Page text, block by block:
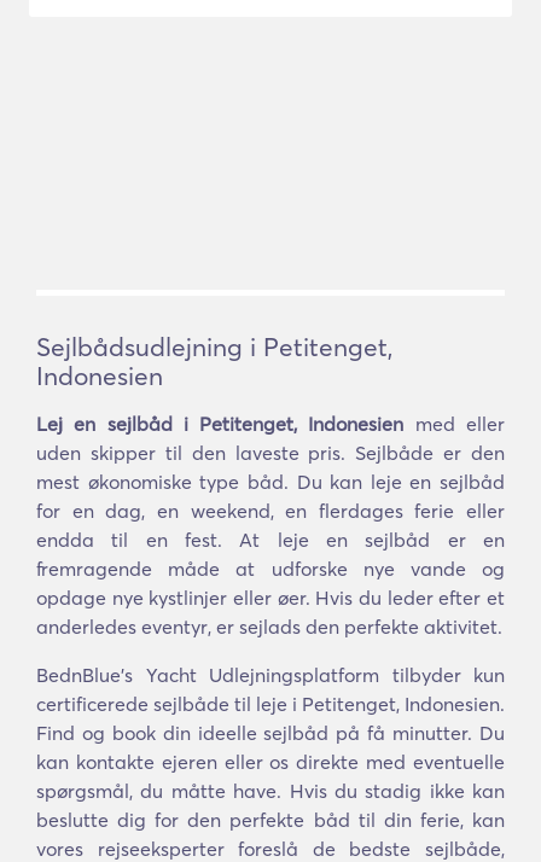
Sejlbådsudlejning i Petitenget,
Indonesien
Lej en sejlbåd i Petitenget, Indonesien med eller
uden skipper til den laveste pris. Sejlbåde er den
mest økonomiske type båd. Du kan leje en sejlbåd
for en dag, en weekend, en flerdages ferie eller
endda til en fest. At leje en sejlbåd er en
fremragende måde at udforske nye vande og
opdage nye kystlinjer eller øer. Hvis du leder efter et
anderledes eventyr, er sejlads den perfekte aktivitet.
BednBlue's Yacht Udlejningsplatform tilbyder kun
certificerede sejlbåde til leje i Petitenget, Indonesien.
Find og book din ideelle sejlbåd på få minutter. Du
kan kontakte ejeren eller os direkte med eventuelle
spørgsmål, du måtte have. Hvis du stadig ikke kan
beslutte dig for den perfekte båd til din ferie, kan
vores rejseeksperter foreslå de bedste sejlbåde,